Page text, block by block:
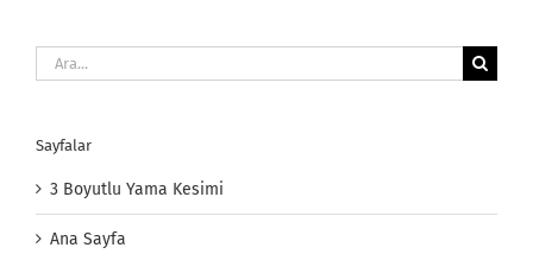
Ara:
Sayfalar
3 Boyutlu Yama Kesimi
Ana Sayfa